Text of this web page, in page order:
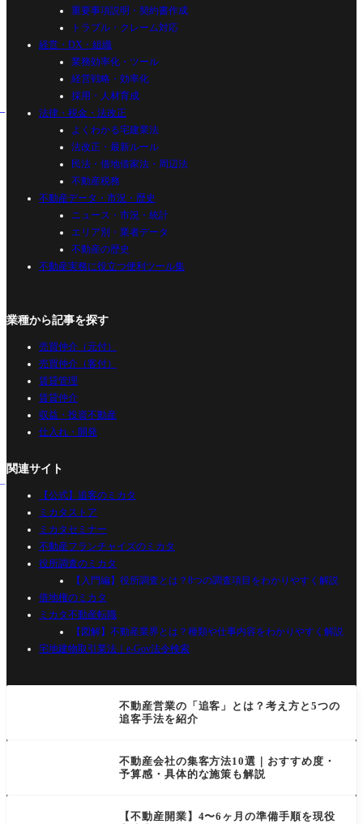
重要事項説明・契約書作成
トラブル・クレーム対応
経営・DX・組織
業務効率化・ツール
経営戦略・効率化
採用・人材育成
法律・税金・法改正
よくわかる宅建業法
法改正・最新ルール
民法・借地借家法・周辺法
不動産税務
不動産データ・市況・歴史
ニュース・市況・統計
エリア別・業者データ
不動産の歴史
不動産実務に役立つ便利ツール集
業種から記事を探す
売買仲介（元付）
売買仲介（客付）
賃貸管理
賃貸仲介
収益・投資不動産
仕入れ・開発
関連サイト
【公式】追客のミカタ
ミカタストア
ミカタセミナー
不動産フランチャイズのミカタ
役所調査のミカタ
【入門編】役所調査とは？8つの調査項目をわかりやすく解説
借地権のミカタ
ミカタ不動産転職
【図解】不動産業界とは？種類や仕事内容をわかりやすく解説
宅地建物取引業法｜e-Gov法令検索
不動産営業の「追客」とは？考え方と5つの
追客手法を紹介
不動産会社の集客方法10選｜おすすめ度・
予算感・具体的な施策も解説
【不動産開業】4〜6ヶ月の準備手順を現役